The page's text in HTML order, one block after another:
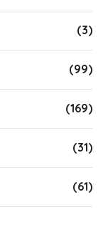
(3)
(99)
(169)
(31)
(61)